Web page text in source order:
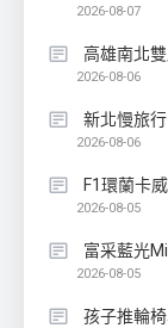
2026-08-07
高雄南北
2026-08-06
新北慢旅
2026-08-06
F1環蘭卡
2026-08-05
富采藍光
2026-08-05
孩子推輪